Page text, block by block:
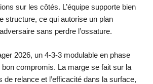
sur les côtés. L’équipe supporte bien
structure, ce qui autorise un plan
sans perdre l’ossature.
2026, un 4-3-3 modulable en phase
compromis. La marge se fait sur la
de relance et l’efficacité dans la surface,